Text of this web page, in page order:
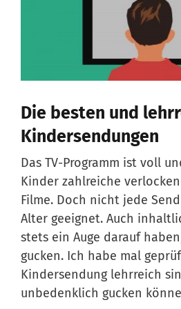
Die besten und
Kindersendungen
Das TV-Programm ist voll
Kinder zahlreiche
Filme. Doch nicht jede
Alter geeignet. Auch
stets ein Auge darauf
gucken. Ich habe mal
Kindersendung lehrreich
unbedenklich gucken